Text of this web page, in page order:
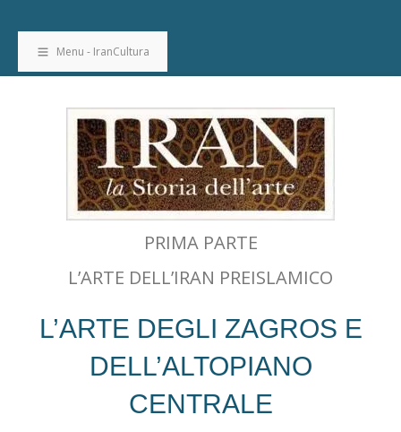
Menu - IranCultura
PRIMA PARTE
L’ARTE DELL’IRAN PREISLAMICO
L’ARTE DEGLI ZAGROS E
DELL’ALTOPIANO
CENTRALE